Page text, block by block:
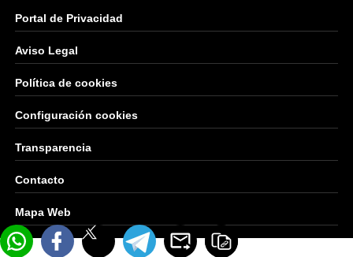
Portal de Privacidad
Aviso Legal
Política de cookies
Configuración cookies
Transparencia
Contacto
Mapa Web